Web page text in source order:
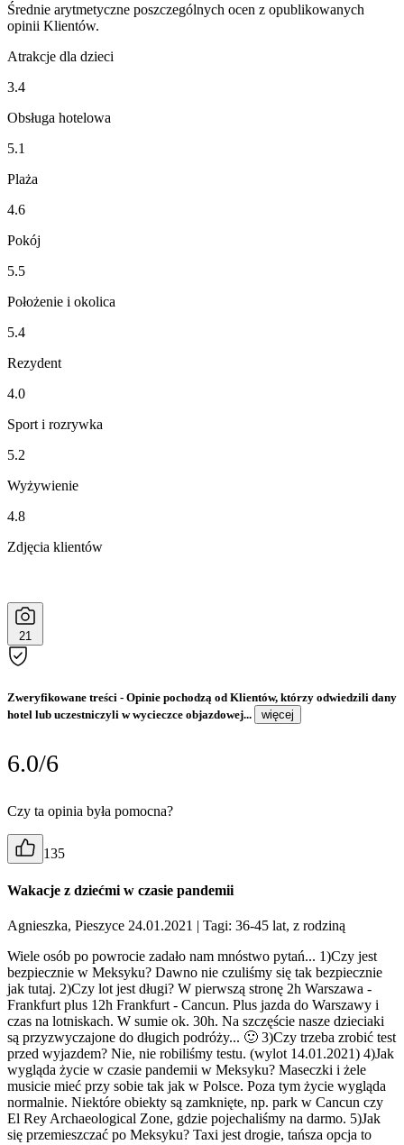
Średnie arytmetyczne poszczególnych ocen z opublikowanych
opinii Klientów.
Atrakcje dla dzieci
3.4
Obsługa hotelowa
5.1
Plaża
4.6
Pokój
5.5
Położenie i okolica
5.4
Rezydent
4.0
Sport i rozrywka
5.2
Wyżywienie
4.8
Zdjęcia klientów
21
Zweryfikowane treści - Opinie pochodzą od Klientów, którzy odwiedzili dany
hotel lub uczestniczyli w wycieczce objazdowej...
więcej
6.0/6
Czy ta opinia była pomocna?
135
Wakacje z dziećmi w czasie pandemii
Agnieszka, Pieszyce 24.01.2021 | Tagi: 36-45 lat, z rodziną
Wiele osób po powrocie zadało nam mnóstwo pytań... 1)Czy jest
bezpiecznie w Meksyku? Dawno nie czuliśmy się tak bezpiecznie
jak tutaj. 2)Czy lot jest długi? W pierwszą stronę 2h Warszawa -
Frankfurt plus 12h Frankfurt - Cancun. Plus jazda do Warszawy i
czas na lotniskach. W sumie ok. 30h. Na szczęście nasze dzieciaki
są przyzwyczajone do długich podróży... 🙂 3)Czy trzeba zrobić test
przed wyjazdem? Nie, nie robiliśmy testu. (wylot 14.01.2021) 4)Jak
wygląda życie w czasie pandemii w Meksyku? Maseczki i żele
musicie mieć przy sobie tak jak w Polsce. Poza tym życie wygląda
normalnie. Niektóre obiekty są zamknięte, np. park w Cancun czy
El Rey Archaeological Zone, gdzie pojechaliśmy na darmo. 5)Jak
się przemieszczać po Meksyku? Taxi jest drogie, tańsza opcja to